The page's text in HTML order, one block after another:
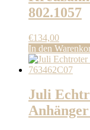
802.1057
€134,00
In den
Juli